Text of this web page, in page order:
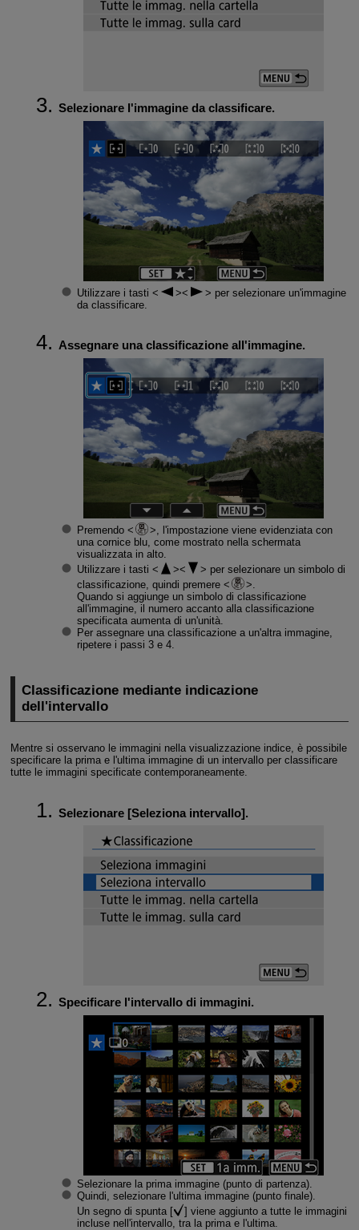
Selezionare l'immagine da classificare.
Utilizzare i tasti
per selezionare un'immagine
da classificare.
Assegnare una classificazione all'immagine.
Premendo
, l'impostazione viene evidenziata con
una cornice blu, come mostrato nella schermata
visualizzata in alto.
Utilizzare i tasti
per selezionare un simbolo di
classificazione, quindi premere
Quando si aggiunge un simbolo di classificazione
all'immagine, il numero accanto alla classificazione
specificata aumenta di un'unità.
Per assegnare una classificazione a un'altra immagine,
ripetere i passi 3 e 4.
Classificazione mediante indicazione
dell'intervallo
Mentre si osservano le immagini nella visualizzazione indice, è possibile
specificare la prima e l'ultima immagine di un intervallo per classificare
tutte le immagini specificate contemporaneamente.
Selezionare [Seleziona intervallo].
Specificare l'intervallo di immagini.
Selezionare la prima immagine (punto di partenza).
Quindi, selezionare l'ultima immagine (punto finale).
Un segno di spunta [
] viene aggiunto a tutte le immagini
incluse nell'intervallo, tra la prima e l'ultima.